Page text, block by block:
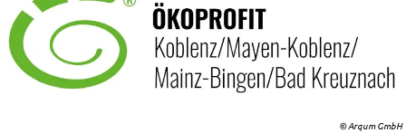
© Arqum GmbH